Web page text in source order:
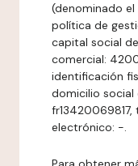
(denominado
política de
capital social
comercial:
identificación
domicilio social
electrónico: -.